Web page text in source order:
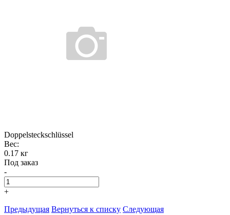
Doppelsteckschlüssel
Вес:
0.17 кг
Под заказ
-
+
Предыдущая Вернуться к списку Следующая